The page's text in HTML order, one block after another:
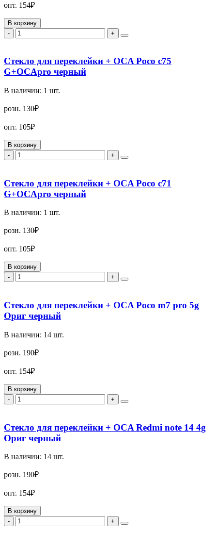
опт. 154₽
В корзину
-
+
Стекло для переклейки + OCA Poco c75
G+OCApro черный
В наличии: 1 шт.
розн. 130₽
опт. 105₽
В корзину
-
+
Стекло для переклейки + OCA Poco c71
G+OCApro черный
В наличии: 1 шт.
розн. 130₽
опт. 105₽
В корзину
-
+
Стекло для переклейки + OCA Poco m7 pro 5g
Ориг черный
В наличии: 14 шт.
розн. 190₽
опт. 154₽
В корзину
-
+
Стекло для переклейки + OCA Redmi note 14 4g
Ориг черный
В наличии: 14 шт.
розн. 190₽
опт. 154₽
В корзину
-
+